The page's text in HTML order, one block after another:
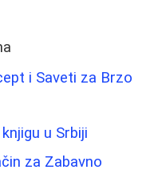
i Saveti za Brzo
u Srbiji
za Zabavno